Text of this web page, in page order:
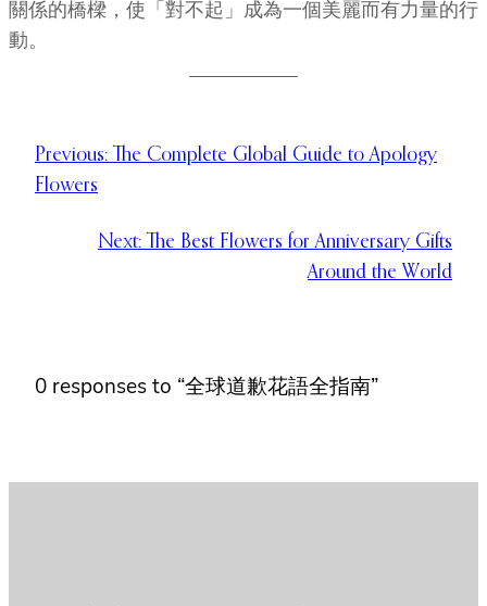
關係的橋樑，使「對不起」成為一個美麗而有力量的行
動。
Previous: The Complete Global Guide to Apology
Flowers
Next: The Best Flowers for Anniversary Gifts
Around the World
0 responses to “全球道歉花語全指南”